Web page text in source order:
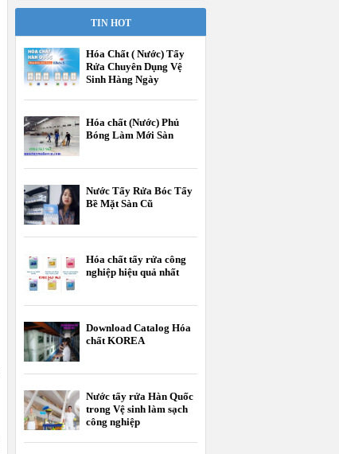
TIN HOT
Hóa Chất ( Nước) Tẩy
Rửa Chuyên Dụng Vệ
Sinh Hàng Ngày
Hóa chất (Nước) Phủ
Bóng Làm Mới Sàn
Nước Tẩy Rửa Bóc Tẩy
Bề Mặt Sàn Cũ
Hóa chất tẩy rửa công
nghiệp hiệu quả nhất
Download Catalog Hóa
chất KOREA
Nước tẩy rửa Hàn Quốc
trong Vệ sinh làm sạch
công nghiệp